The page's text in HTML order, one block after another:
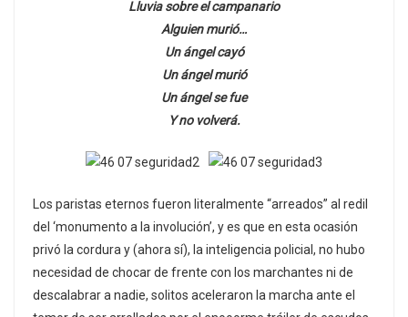
Lluvia sobre el campanario
Alguien murió…
Un ángel cayó
Un ángel murió
Un ángel se fue
Y no volverá.
Los paristas eternos fueron literalmente “arreados” al redil
del ‘monumento a la involución’, y es que en esta ocasión
privó la cordura y (ahora sí), la inteligencia policial, no hubo
necesidad de chocar de frente con los marchantes ni de
descalabrar a nadie, solitos aceleraron la marcha ante el